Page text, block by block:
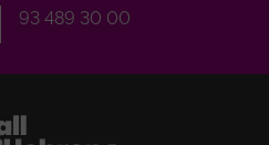
93 489 30 00